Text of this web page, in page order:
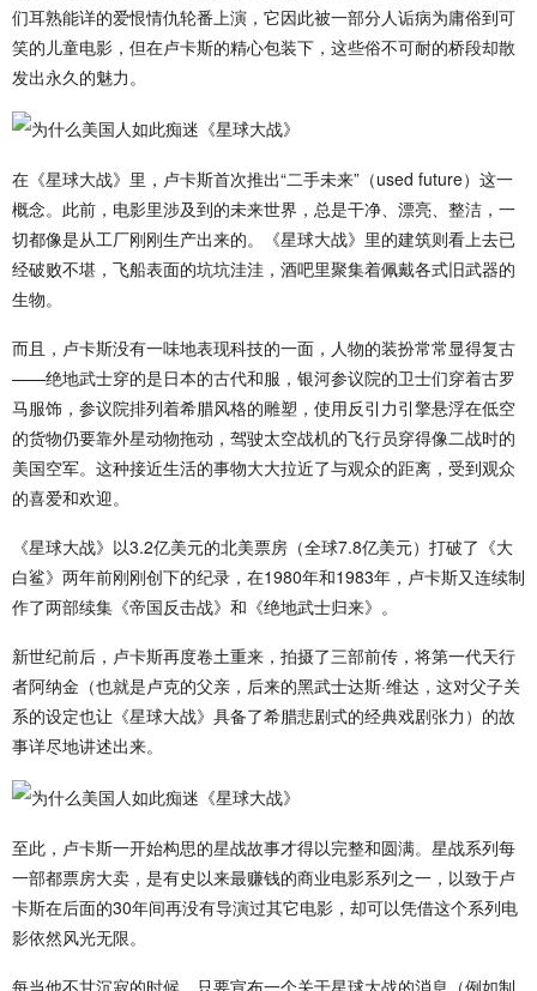
们耳熟能详的爱恨情仇轮番上演，它因此被一部分人诟病为庸俗到可
笑的儿童电影，但在卢卡斯的精心包装下，这些俗不可耐的桥段却散
发出永久的魅力。
在《星球大战》里，卢卡斯首次推出“二手未来”（used future）这一
概念。此前，电影里涉及到的未来世界，总是干净、漂亮、整洁，一
切都像是从工厂刚刚生产出来的。《星球大战》里的建筑则看上去已
经破败不堪，飞船表面的坑坑洼洼，酒吧里聚集着佩戴各式旧武器的
生物。
而且，卢卡斯没有一味地表现科技的一面，人物的装扮常常显得复古
——绝地武士穿的是日本的古代和服，银河参议院的卫士们穿着古罗
马服饰，参议院排列着希腊风格的雕塑，使用反引力引擎悬浮在低空
的货物仍要靠外星动物拖动，驾驶太空战机的飞行员穿得像二战时的
美国空军。这种接近生活的事物大大拉近了与观众的距离，受到观众
的喜爱和欢迎。
《星球大战》以3.2亿美元的北美票房（全球7.8亿美元）打破了《大
白鲨》两年前刚刚创下的纪录，在1980年和1983年，卢卡斯又连续制
作了两部续集《帝国反击战》和《绝地武士归来》。
新世纪前后，卢卡斯再度卷土重来，拍摄了三部前传，将第一代天行
者阿纳金（也就是卢克的父亲，后来的黑武士达斯·维达，这对父子关
系的设定也让《星球大战》具备了希腊悲剧式的经典戏剧张力）的故
事详尽地讲述出来。
至此，卢卡斯一开始构思的星战故事才得以完整和圆满。星战系列每
一部都票房大卖，是有史以来最赚钱的商业电影系列之一，以致于卢
卡斯在后面的30年间再没有导演过其它电影，却可以凭借这个系列电
影依然风光无限。
每当他不甘沉寂的时候，只要宣布一个关于星球大战的消息（例如制